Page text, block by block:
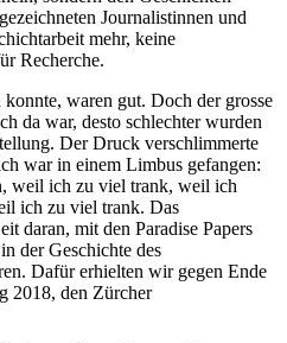
Journalistinnen und
mehr, keine
Recherche.
waren gut. Doch der grosse
da war, desto schlechter wurden
Der Druck verschlimmerte
war in einem Limbus gefangen:
weil ich zu viel trank, weil ich
ich zu viel trank. Das
daran, mit den Paradise Papers
der Geschichte des
Dafür erhielten wir gegen Ende
2018, den Zürcher